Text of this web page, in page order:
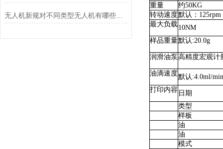
无人机新规对不同类型无人机有哪些具体的限制和要求？
重量
约50KG
转动速度默认：125rpm
最大负载10NM
样品重量默认:20.0g
润滑油泵 高精度宏观计
油滴速度默认:4.0ml/min
打印内容 日期
类型
样板
油
油
模式